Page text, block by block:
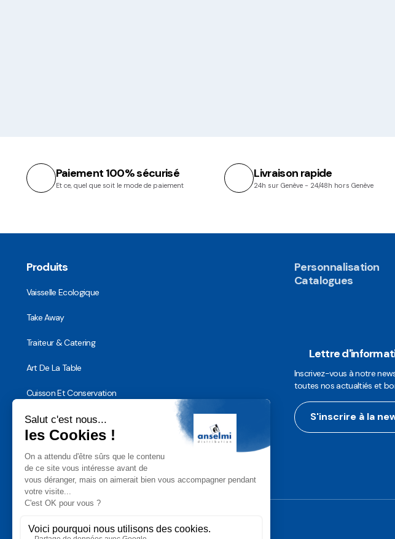
Paiement 100% sécurisé
Et ce, quel que soit le mode de paiement
Livraison rapide
24h sur Genève - 24/48h hors Genève
Produits
Vaisselle Ecologique
Take Away
Traiteur & Catering
Art De La Table
Cuisson Et Conservation
Hygiène, Sécurité et Traçabilité
Vaisselle Réutilisable
Noël
Personnalisation
Catalogues
Lettre
Inscrivez-vous à notre
toutes nos actualtiés et
S'inscrire à la